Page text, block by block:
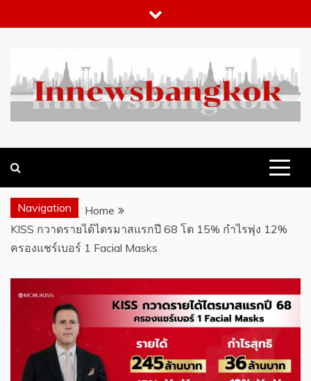
to
Navigation
Home
KISS กวาดรายได้ไตรมาสแรกปี 68 โต 15% กำไรพุ่ง 12%
ครองแชร์เบอร์ 1 Facial Masks